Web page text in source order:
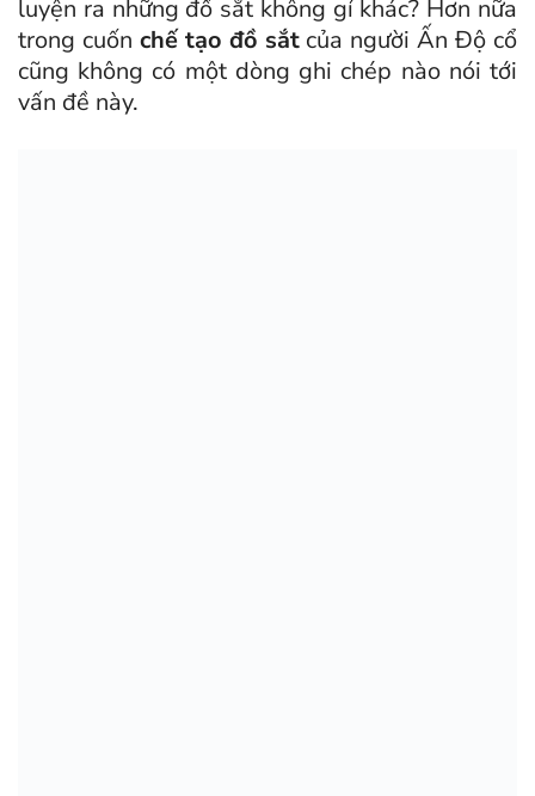
luyện ra những đồ sắt không gỉ khác? Hơn nữa
trong cuốn chế tạo đồ sắtcủa người Ấn Độ cổ
cũng không có một dòng ghi chép nào nói tới
vấn đề này.